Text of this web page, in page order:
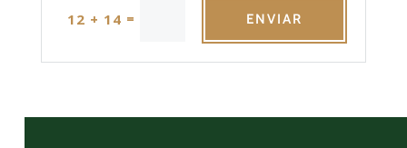
12 + 14 = ENVIAR